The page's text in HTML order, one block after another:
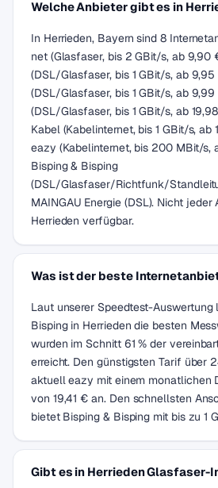
Welche Anbieter gibt es in
In Herrieden, Bayern sind 8
net (Glasfaser, bis 2 GBit/s, ab 9,90
(DSL/Glasfaser, bis 1 GBit/s, ab 9,95
(DSL/Glasfaser, bis 1 GBit/s, ab
(DSL/Glasfaser, bis 1 GBit/s, ab
Kabel (Kabelinternet, bis 1 GBit/s,
eazy (Kabelinternet, bis 200 MBit/s,
Bisping & Bisping
(DSL/Glasfaser/Richtfunk/
MAINGAU Energie (DSL). Nicht
Herrieden verfügbar.
Was ist der beste
Laut unserer Speedtest-Auswertung
Bisping in Herrieden die besten
wurden im Schnitt 61 % der
erreicht. Den günstigsten Tarif über
aktuell eazy mit einem monatlichen
von 19,41 € an. Den schnellsten
bietet Bisping & Bisping mit bis zu 1
Gibt es in Herrieden Glasfaser-